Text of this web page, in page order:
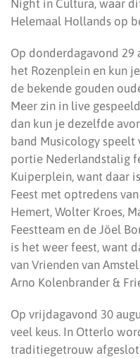
Night in Cultura, waar
Helemaal Hollands op
Op donderdagavond 29
het Rozenplein en kun
de bekende gouden
Meer zin in live
dan kun je dezelfde
band Musicology speelt
portie Nederlandstalig
Kuiperplein, want daar
Feest met optredens
Hemert, Wolter Kroes,
Feestteam en de Jöel
is het weer feest, want
van Vrienden van
Arno Kolenbrander &
Op vrijdagavond 30
veel keus. In Otterlo
traditiegetrouw